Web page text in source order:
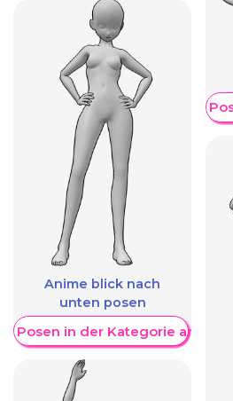
Anime blick nach
unten posen
Posen in der Kategorie
Weitere